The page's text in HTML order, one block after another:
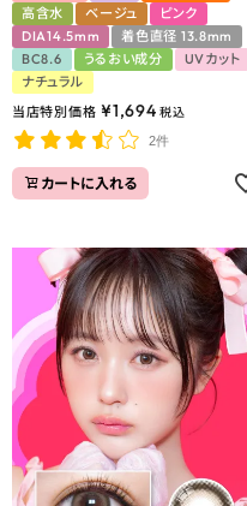
高含水
ベージュ
ピンク
DIA14.5mm
着色直径 13.8mm
BC8.6
うるおい成分
UVカット
ナチュラル
当店特別価格 ¥1,694 税込
2件
カートに入れる